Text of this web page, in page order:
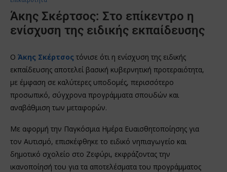
Άκης Σκέρτσος: Στο επίκεντρο η
ενίσχυση της ειδικής εκπαίδευσης
Ο Άκης Σκέρτσος τόνισε ότι η ενίσχυση της ειδικής
εκπαίδευσης αποτελεί βασική κυβερνητική προτεραιότητα,
με έμφαση σε καλύτερες υποδομές, περισσότερο
προσωπικό, σύγχρονα προγράμματα σπουδών και
αναβάθμιση των μεταφορών.
Με αφορμή την Παγκόσμια Ημέρα Ευαισθητοποίησης για
τον Αυτισμό, επισκέφθηκε το ειδικό νηπιαγωγείο και
δημοτικό σχολείο στο Ζεφύρι, εκφράζοντας την
ικανοποίησή του για τα αποτελέσματα του προγράμματος